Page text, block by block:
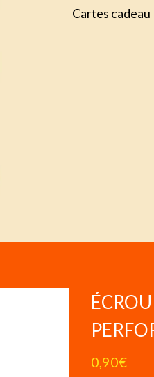
Cartes cadeau
0,90€